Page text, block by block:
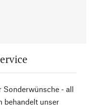
Sonderwünsche - all
behandelt unser